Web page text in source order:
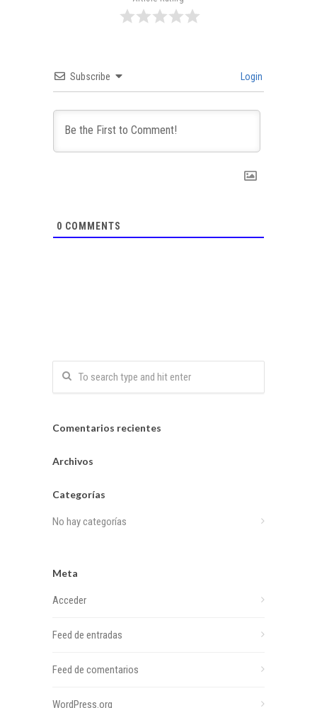
Subscribe Login
0 COMMENTS
Comentarios recientes
Archivos
Categorías
No hay categorías
Meta
Acceder
Feed de entradas
Feed de comentarios
WordPress.org